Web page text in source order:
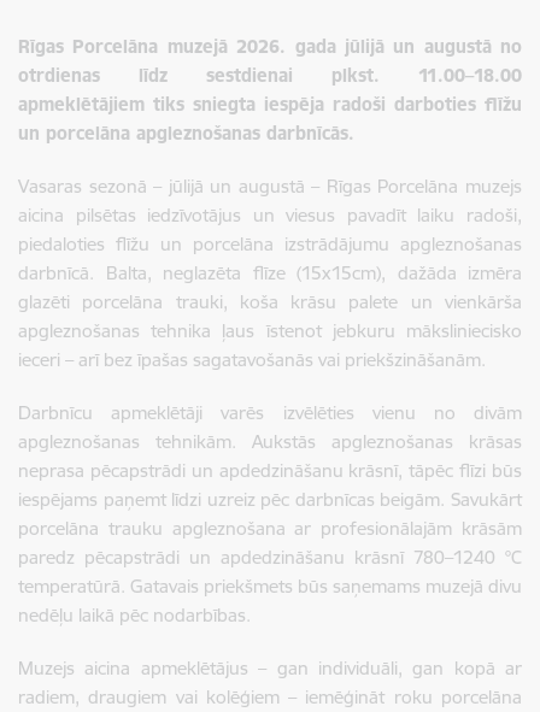
Rīgas Porcelāna muzejā 2026. gada jūlijā un augustā no
otrdienas līdz sestdienai plkst. 11.00–18.00
apmeklētājiem tiks sniegta iespēja radoši darboties flīžu
un porcelāna apgleznošanas darbnīcās.
Vasaras sezonā – jūlijā un augustā – Rīgas Porcelāna muzejs
aicina pilsētas iedzīvotājus un viesus pavadīt laiku radoši,
piedaloties flīžu un porcelāna izstrādājumu apgleznošanas
darbnīcā. Balta, neglazēta flīze (15x15cm), dažāda izmēra
glazēti porcelāna trauki, koša krāsu palete un vienkārša
apgleznošanas tehnika ļaus īstenot jebkuru māksliniecisko
ieceri – arī bez īpašas sagatavošanās vai priekšzināšanām.
Darbnīcu apmeklētāji varēs izvēlēties vienu no divām
apgleznošanas tehnikām. Aukstās apgleznošanas krāsas
neprasa pēcapstrādi un apdedzināšanu krāsnī, tāpēc flīzi būs
iespējams paņemt līdzi uzreiz pēc darbnīcas beigām. Savukārt
porcelāna trauku apgleznošana ar profesionālajām krāsām
paredz pēcapstrādi un apdedzināšanu krāsnī 780–1240 °C
temperatūrā. Gatavais priekšmets būs saņemams muzejā divu
nedēļu laikā pēc nodarbības.
Muzejs aicina apmeklētājus – gan individuāli, gan kopā ar
radiem, draugiem vai kolēģiem – iemēģināt roku porcelāna